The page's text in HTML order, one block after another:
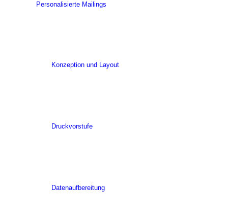
Personalisierte Mailings
Konzeption und Layout
Druckvorstufe
Datenaufbereitung